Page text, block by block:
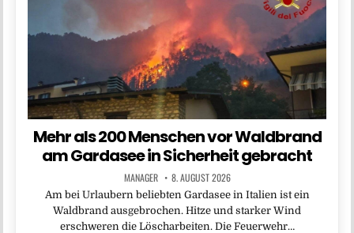
Mehr als 200 Menschen vor Waldbrand
am Gardasee in Sicherheit gebracht
MANAGER 8. AUGUST 2026
Am bei Urlaubern beliebten Gardasee in Italien ist ein
Waldbrand ausgebrochen. Hitze und starker Wind
erschweren die Löscharbeiten. Die Feuerwehr…